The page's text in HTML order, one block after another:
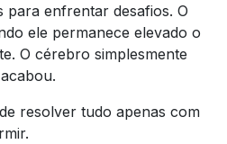
enfrentar desafios. O
ele permanece elevado o
O cérebro simplesmente
resolver tudo apenas com